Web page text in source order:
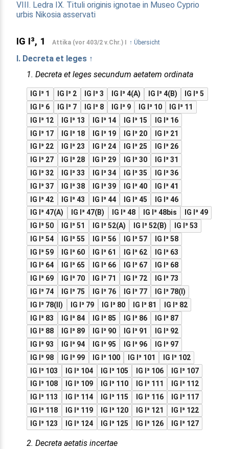
VIII. Ledra IX. Tituli originis ignotae in Museo Cyprio
urbis Nikosia asservati
IG I³, 1 Attika (vor 403/2 v.Chr.) I ↑ Übersicht
I. Decreta et leges ↑
1. Decreta et leges secundum aetatem ordinata
IG I³ 1 IG I³ 2 IG I³ 3 IG I³ 4(A) IG I³ 4(B)
IG I³ 5
IG I³ 6
IG I³ 7 IG I³ 8 IG I³ 9 IG I³ 10
IG I³ 11
IG I³ 12
IG I³ 13 IG I³ 14 IG I³ 15
IG I³ 16
IG I³ 17
IG I³ 18 IG I³ 19 IG I³ 20
IG I³ 21
IG I³ 22
IG I³ 23 IG I³ 24 IG I³ 25
IG I³ 26
IG I³ 27
IG I³ 28 IG I³ 29 IG I³ 30
IG I³ 31
IG I³ 32
IG I³ 33 IG I³ 34 IG I³ 35
IG I³ 36
IG I³ 37
IG I³ 38 IG I³ 39 IG I³ 40
IG I³ 41
IG I³ 42
IG I³ 43 IG I³ 44 IG I³ 45
IG I³ 46
IG I³ 47(A)
IG I³ 47(B) IG I³ 48 IG I³ 48bis
IG I³ 49
IG I³ 50
IG I³ 51 IG I³ 52(A) IG I³ 52(B)
IG I³ 53
IG I³ 54
IG I³ 55 IG I³ 56 IG I³ 57
IG I³ 58
IG I³ 59
IG I³ 60 IG I³ 61 IG I³ 62
IG I³ 63
IG I³ 64
IG I³ 65 IG I³ 66 IG I³ 67
IG I³ 68
IG I³ 69
IG I³ 70 IG I³ 71 IG I³ 72
IG I³ 73
IG I³ 74
IG I³ 75 IG I³ 76 IG I³ 77
IG I³ 78(I)
IG I³ 78(II)
IG I³ 79 IG I³ 80 IG I³ 81
IG I³ 82
IG I³ 83
IG I³ 84 IG I³ 85 IG I³ 86
IG I³ 87
IG I³ 88
IG I³ 89 IG I³ 90 IG I³ 91
IG I³ 92
IG I³ 93
IG I³ 94 IG I³ 95 IG I³ 96
IG I³ 97
IG I³ 98
IG I³ 99 IG I³ 100 IG I³ 101
IG I³ 102
IG I³ 103
IG I³ 104 IG I³ 105 IG I³ 106
IG I³ 107
IG I³ 108
IG I³ 109 IG I³ 110 IG I³ 111
IG I³ 112
IG I³ 113
IG I³ 114 IG I³ 115 IG I³ 116
IG I³ 117
IG I³ 118
IG I³ 119 IG I³ 120 IG I³ 121
IG I³ 122
IG I³ 123
IG I³ 124 IG I³ 125 IG I³ 126 IG I³ 127
2. Decreta aetatis incertae